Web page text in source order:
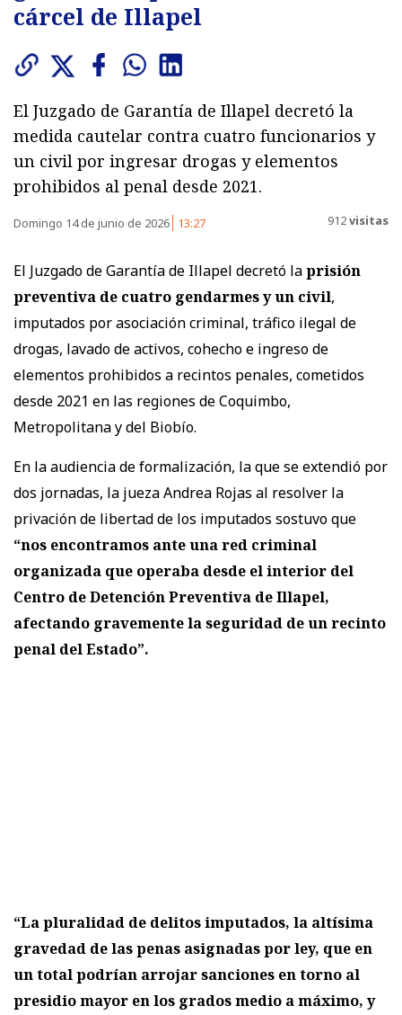
cárcel de Illapel
El Juzgado de Garantía de Illapel decretó la
medida cautelar contra cuatro funcionarios y
un civil por ingresar drogas y elementos
prohibidos al penal desde 2021.
Domingo 14 de junio de 2026 13:27 912visitas
El Juzgado de Garantía de Illapel decretó laprisión
preventiva de cuatro gendarmes y un civil,
imputados por asociación criminal, tráfico ilegal de
drogas, lavado de activos, cohecho e ingreso de
elementos prohibidos a recintos penales, cometidos
desde 2021 en las regiones de Coquimbo,
Metropolitana y del Biobío.
En la audiencia de formalización, la que se extendió por
dos jornadas, la jueza Andrea Rojas al resolver la
privación de libertad de los imputados sostuvo que
“nos encontramos ante una red criminal
organizada que operaba desde el interior del
Centro de Detención Preventiva de Illapel,
afectando gravemente la seguridad de un recinto
penal del Estado”.
“La pluralidad de delitos imputados, la altísima
gravedad de las penas asignadas por ley, que en
un total podrían arrojar sanciones en torno al
presidio mayor en los grados medio a máximo, y